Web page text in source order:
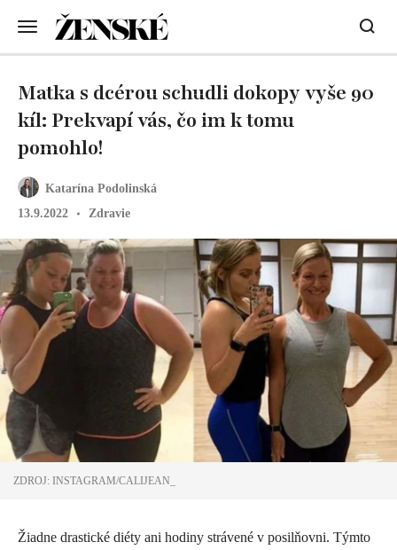
Katarína Podolinská
13.9.2022
Zdravie
Matka s dcérou schudli dokopy vyše 90
kíl: Prekvapí vás, čo im k tomu
pomohlo!
ZDROJ: INSTAGRAM/CALIJEAN_
Žiadne drastické diéty ani hodiny strávené v posilňovni. Týmto